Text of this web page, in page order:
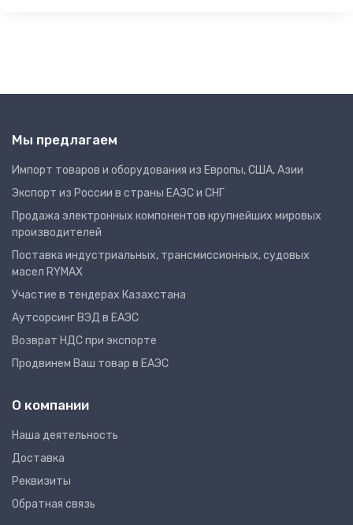
Мы предлагаем
Импорт товаров и оборудования из Европы, США, Азии
Экспорт из России в страны ЕАЭС и СНГ
Продажа электронных компонентов крупнейших мировых
производителей
Поставка индустриальных, трансмиссионных, судовых
масел RYMAX
Участие в тендерах Казахстана
Аутсорсинг ВЭД в ЕАЭС
Возврат НДС при экспорте
Продвинем Ваш товар в ЕАЭС
О компании
Наша деятельность
Доставка
Реквизиты
Обратная связь